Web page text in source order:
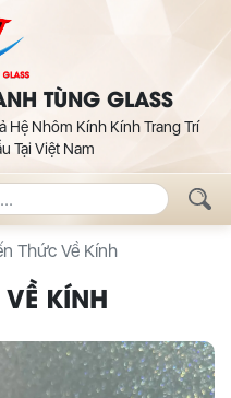
TÙNG GLASS
Hệ Nhôm Kính Kính Trang Trí
Tại Việt Nam
Thức Về Kính
KÍNH